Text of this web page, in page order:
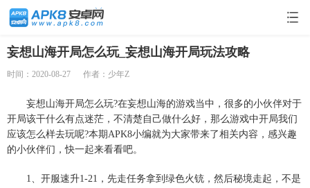
妄想山海开局怎么玩_妄想山海开局玩法攻略
时间：2020-08-27 作者：少年Z
妄想山海开局怎么玩?在妄想山海的游戏当中，很多的小伙伴对于
开局该干什么有点迷茫，不清楚自己做什么好，那么游戏中开局我们
应该怎么样去玩呢?本期APK8小编就为大家带来了相关内容，感兴趣
的小伙伴们，快一起来看看吧。
1、开服速升1-21，先走任务拿到绿色火铳，然后秘境走起，不是